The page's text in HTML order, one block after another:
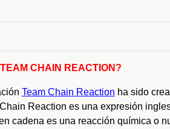
CHAIN REACTION?
ón Team Chain Reaction ha sido
Chain Reaction es una expresión
cadena es una reacción química o